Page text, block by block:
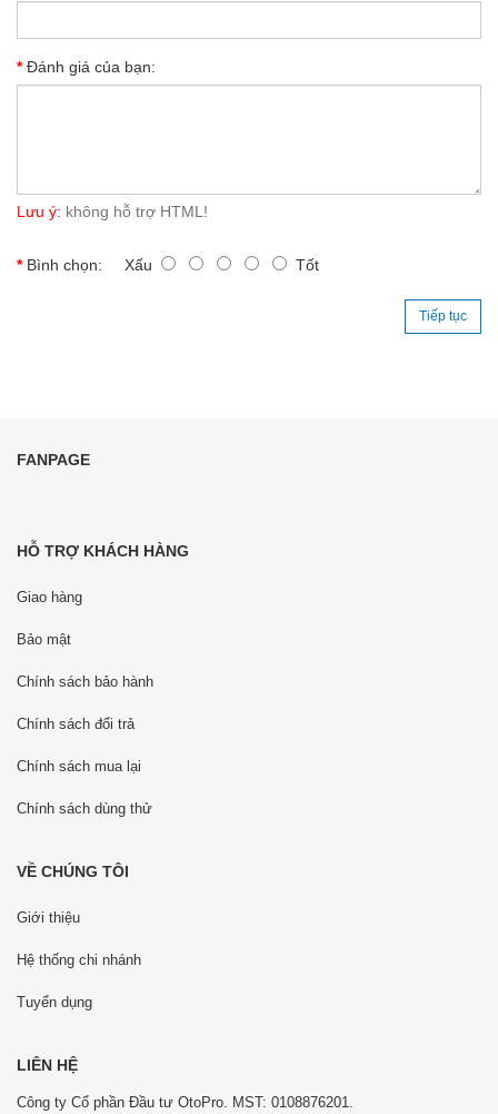
Đánh giá của bạn:
Lưu ý: không hỗ trợ HTML!
Bình chọn: Xấu Tốt
Tiếp tục
FANPAGE
HỖ TRỢ KHÁCH HÀNG
Giao hàng
Bảo mật
Chính sách bảo hành
Chính sách đổi trả
Chính sách mua lại
Chính sách dùng thử
VỀ CHÚNG TÔI
Giới thiệu
Hệ thống chi nhánh
Tuyển dụng
LIÊN HỆ
Công ty Cổ phần Đầu tư OtoPro. MST: 0108876201.